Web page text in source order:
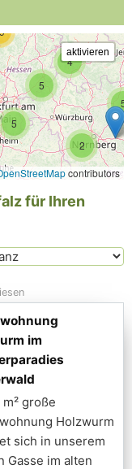
5
4
5
2
5
contributors
für Ihren
im
große
Holzwurm
sich in unserem
Gasse im alten